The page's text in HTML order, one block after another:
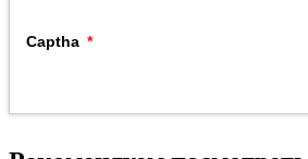
Captha